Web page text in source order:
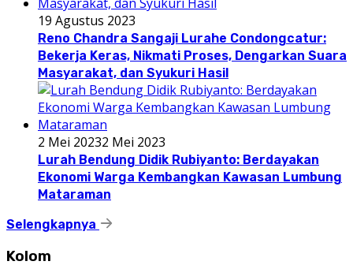
19 Agustus 2023
Reno Chandra Sangaji Lurahe Condongcatur:
Bekerja Keras, Nikmati Proses, Dengarkan Suara
Masyarakat, dan Syukuri Hasil
2 Mei 20232 Mei 2023
Lurah Bendung Didik Rubiyanto: Berdayakan
Ekonomi Warga Kembangkan Kawasan Lumbung
Mataraman
Selengkapnya
Kolom